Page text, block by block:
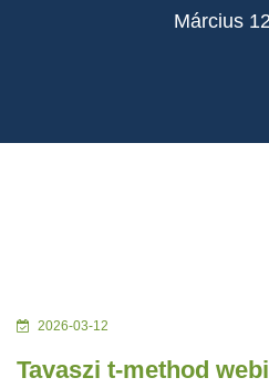
Március
2026-03-12
Tavaszi t-method